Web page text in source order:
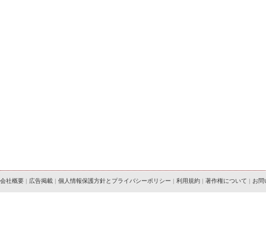
会社概要 | 広告掲載 | 個人情報保護方針とプライバシーポリシー | 利用規約 | 著作権について | お問